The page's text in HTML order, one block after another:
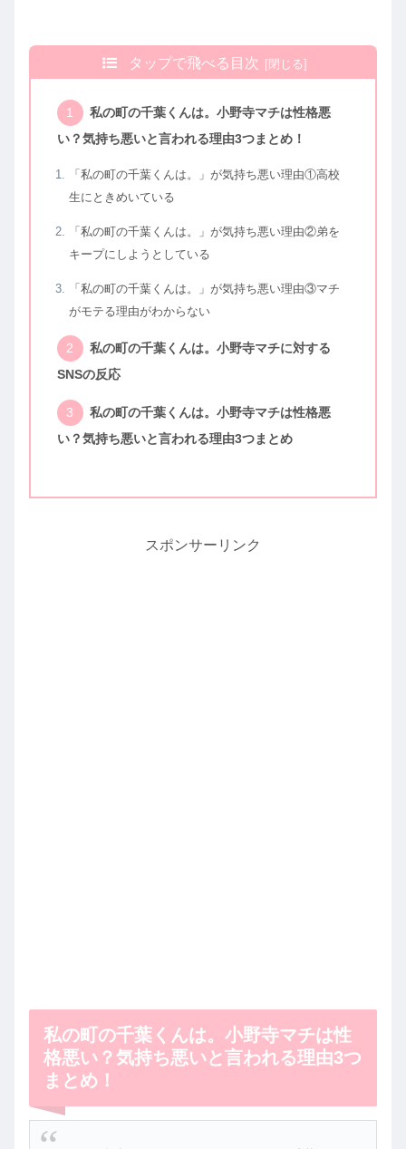
タップで飛べる目次
私の町の千葉くんは。小野寺マチは性格悪
い？気持ち悪いと言われる理由3つまとめ！
「私の町の千葉くんは。」が気持ち悪い理由①高校
生にときめいている
「私の町の千葉くんは。」が気持ち悪い理由②弟を
キープにしようとしている
「私の町の千葉くんは。」が気持ち悪い理由③マチ
がモテる理由がわからない
私の町の千葉くんは。小野寺マチに対する
SNSの反応
私の町の千葉くんは。小野寺マチは性格悪
い？気持ち悪いと言われる理由3つまとめ
スポンサーリンク
私の町の千葉くんは。小野寺マチは性
格悪い？気持ち悪いと言われる理由3つ
まとめ！